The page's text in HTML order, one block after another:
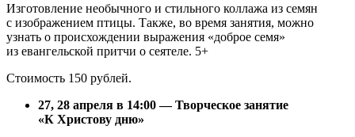
Изготовление необычного и стильного коллажа из семян
с изображением птицы. Также, во время занятия, можно
узнать о происхождении выражения «доброе семя»
из евангельской притчи о сеятеле. 5+
Стоимость 150 рублей.
27, 28 апреля в 14:00 — Творческое занятие
«К Христову дню»